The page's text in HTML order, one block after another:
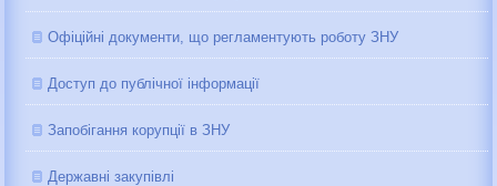
Офіційні документи, що регламентують роботу ЗНУ
Доступ до публічної інформації
Запобігання корупції в ЗНУ
Державні закупівлі